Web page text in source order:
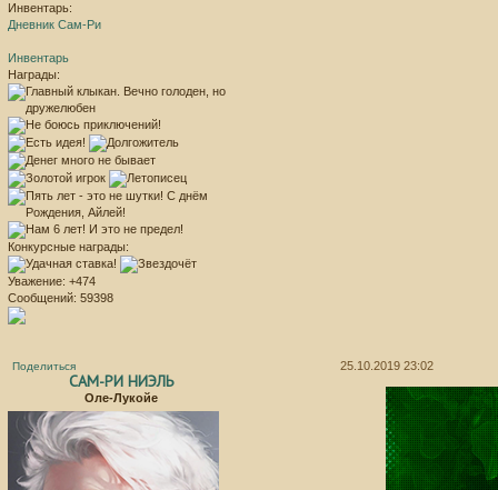
Инвентарь:
Дневник Сам-Ри
Инвентарь
Награды:
Конкурсные награды:
Уважение: +474
Сообщений: 59398
Поделиться 25.10.2019 23:02
САМ-РИ НИЭЛЬ
Оле-Лукойе